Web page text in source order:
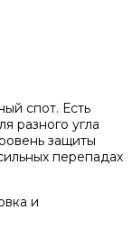
спот. Есть
разного угла
защиты
перепадах
и